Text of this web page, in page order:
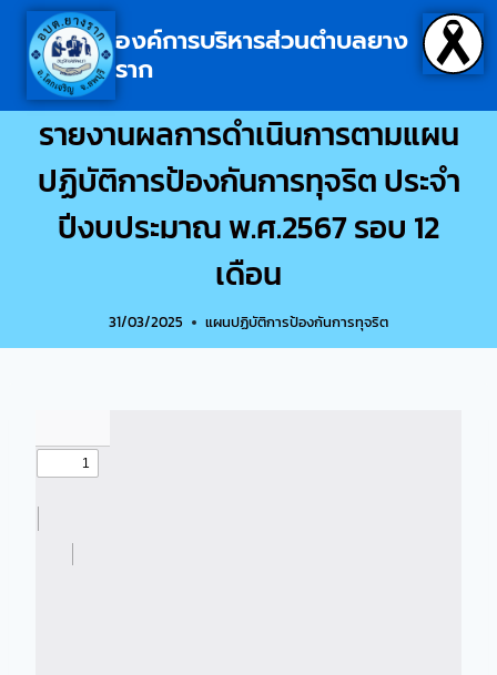
องค์การบริหารส่วนตำบลยาง
ราก
รายงานผลการดำเนินการตามแผน
ปฏิบัติการป้องกันการทุจริต ประจำ
ปีงบประมาณ พ.ศ.2567 รอบ 12
เดือน
31/03/2025 แผนปฏิบัติการป้องกันการทุจริต